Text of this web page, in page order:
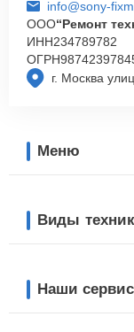
г. Москва
info@sony-
ООО“Ремонт
ИНН234789782
ОГРН
Меню
Виды
Наши